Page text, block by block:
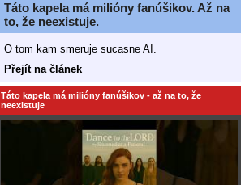
Táto kapela má milióny fanúšikov. Až na
to, že neexistuje.
O tom kam smeruje sucasne AI.
Přejít na článek
Táto kapela má milióny fanúšikov - až na to, že
neexistuje